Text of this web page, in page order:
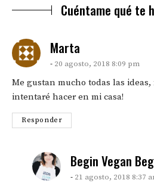
Cuéntame qué te
Marta
20 agosto, 2018 8:09 pm
Me gustan mucho todas las ideas,
intentaré hacer en mi casa!
Responder
Begin Vegan
21 agosto, 2018 8:37